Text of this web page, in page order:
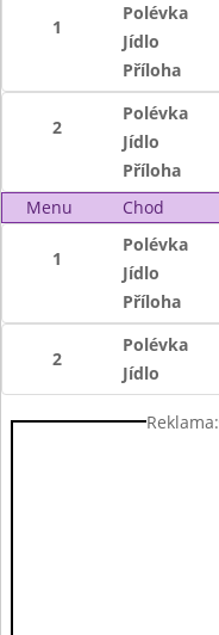
1
Polévka
Jídlo
Příloha
2
Polévka
Jídlo
Příloha
Menu
Chod
1
Polévka
Jídlo
Příloha
2
Polévka
Jídlo
Reklama: